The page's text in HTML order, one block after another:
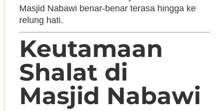
Masjid Nabawi benar-benar terasa hingga ke
relung hati.
Keutamaan
Shalat di
Masjid Nabawi